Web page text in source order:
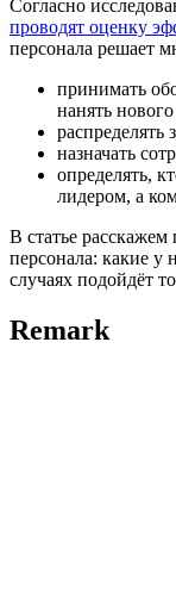
Согласно
проводят оценку
персонала решает
принимать
нанять
назначать
определять,
лидером, а
В статье
персонала: какие
случаях подойдёт
Remark